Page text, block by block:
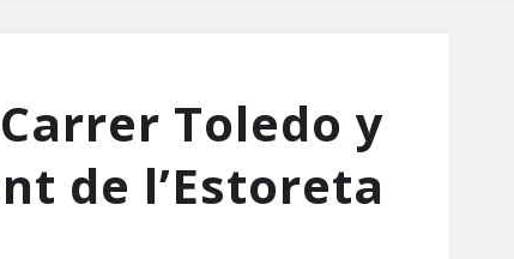
Toledo y
de l’Estoreta